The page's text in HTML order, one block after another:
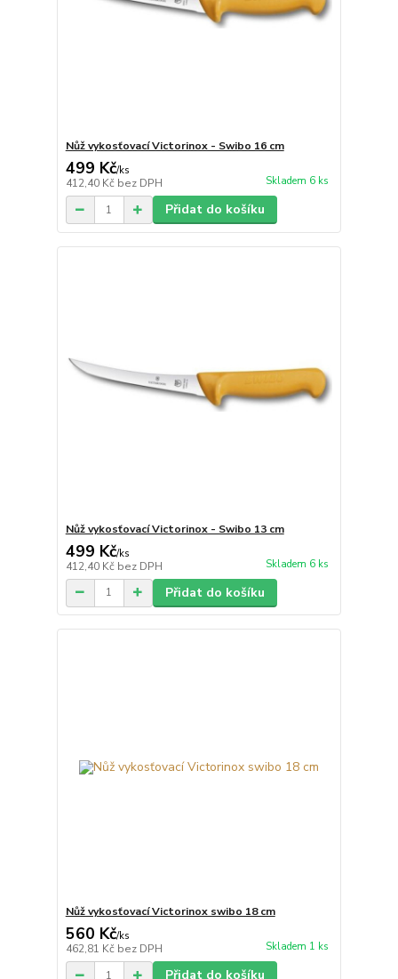
Nůž vykosťovací Victorinox - Swibo 16 cm
499 Kč/ks
412,40 Kč bez DPH Skladem 6 ks
Přidat do košíku
Nůž vykosťovací Victorinox - Swibo 13 cm
499 Kč/ks
412,40 Kč bez DPH Skladem 6 ks
Přidat do košíku
Nůž vykosťovací Victorinox swibo 18 cm
560 Kč/ks
462,81 Kč bez DPH Skladem 1 ks
Přidat do košíku